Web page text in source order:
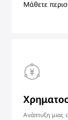
Μάθετε
Ανάπτυξη μιας